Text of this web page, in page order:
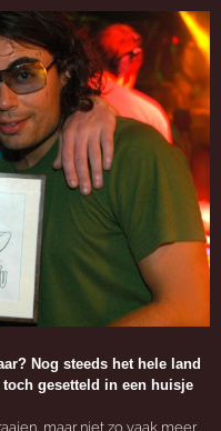
Nog steeds het hele land
gesetteld in een huisje
maar niet zo vaak meer